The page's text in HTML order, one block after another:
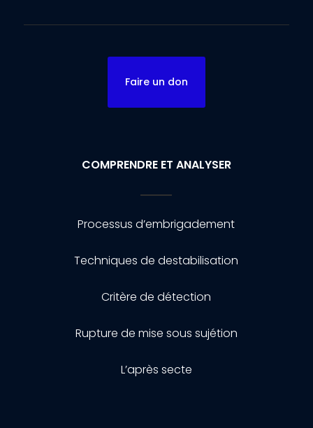
Faire un don
COMPRENDRE ET ANALYSER
Processus d’embrigadement
Techniques de destabilisation
Critère de détection
Rupture de mise sous sujétion
L’après secte